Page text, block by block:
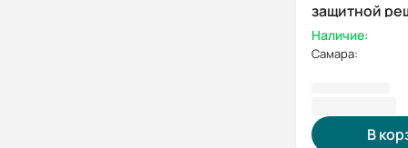
защитной
нагнетание,
Наличие:
Самара:
В